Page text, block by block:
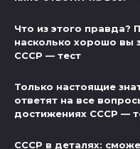
Что из этого правда?
насколько хорошо вы
СССР — тест
Только настоящие
ответят на все
достижениях СССР —
СССР в деталях: